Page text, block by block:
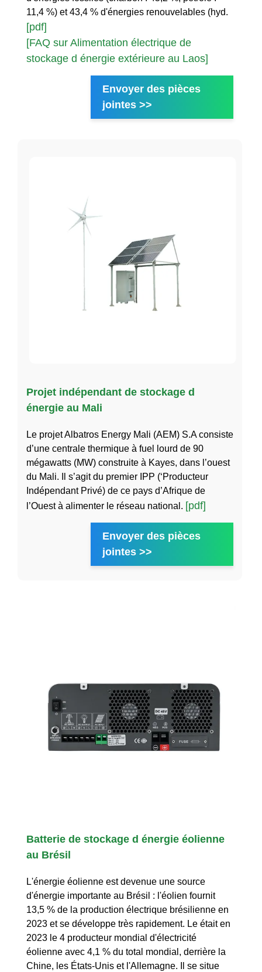
11,4 %) et 43,4 % d'énergies renouvelables (hyd.
[pdf]
[FAQ sur Alimentation électrique de
stockage d énergie extérieure au Laos]
Envoyer des pièces
jointes >>
Projet indépendant de stockage d
énergie au Mali
Le projet Albatros Energy Mali (AEM) S.A consiste
d’une centrale thermique à fuel lourd de 90
mégawatts (MW) construite à Kayes, dans l’ouest
du Mali. Il s’agit du premier IPP (‘Producteur
Indépendant Privé) de ce pays d’Afrique de
l’Ouest à alimenter le réseau national. [pdf]
Envoyer des pièces
jointes >>
Batterie de stockage d énergie éolienne
au Brésil
L'énergie éolienne est devenue une source
d'énergie importante au Brésil : l'éolien fournit
13,5 % de la production électrique brésilienne en
2023 et se développe très rapidement. Le était en
2023 le 4 producteur mondial d'électricité
éolienne avec 4,1 % du total mondial, derrière la
Chine, les États-Unis et l'Allemagne. Il se situe